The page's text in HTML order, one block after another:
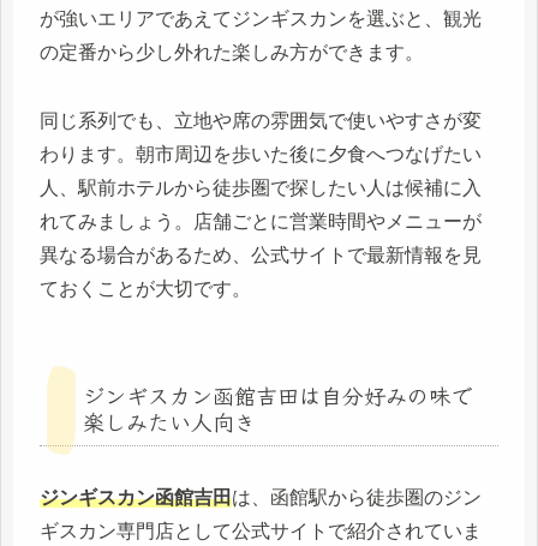
が強いエリアであえてジンギスカンを選ぶと、観光
の定番から少し外れた楽しみ方ができます。
同じ系列でも、立地や席の雰囲気で使いやすさが変
わります。朝市周辺を歩いた後に夕食へつなげたい
人、駅前ホテルから徒歩圏で探したい人は候補に入
れてみましょう。店舗ごとに営業時間やメニューが
異なる場合があるため、公式サイトで最新情報を見
ておくことが大切です。
ジンギスカン函館吉田は自分好みの味で
楽しみたい人向き
ジンギスカン函館吉田は、函館駅から徒歩圏のジン
ギスカン専門店として公式サイトで紹介されていま